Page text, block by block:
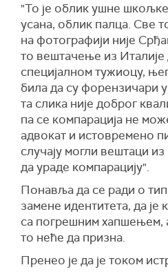
"То је облик ушне
усана, облик палца. Све
на фотографији није
то вештачење из Италије
специјалном тужиоцу,
била да су форензичари
та слика није доброг
па се компарација не
адвокат и истовремено
случају могли вештаци
да ураде компарацију".
Понавља да се ради о
замене идентитета, да
са погрешним хапшењем,
то неће да призна.
Пренео је да је током